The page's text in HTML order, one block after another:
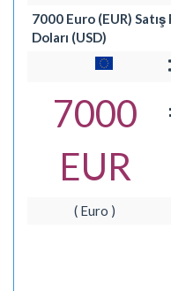
7000 Euro (EUR)
Doları (USD)
7000
EUR
( Euro )